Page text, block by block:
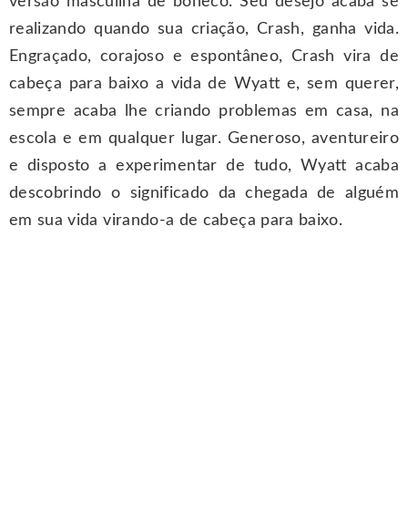
realizando quando sua criação, Crash, ganha vida.
Engraçado, corajoso e espontâneo, Crash vira de
cabeça para baixo a vida de Wyatt e, sem querer,
sempre acaba lhe criando problemas em casa, na
escola e em qualquer lugar. Generoso, aventureiro
e disposto a experimentar de tudo, Wyatt acaba
descobrindo o significado da chegada de alguém
em sua vida virando-a de cabeça para baixo.